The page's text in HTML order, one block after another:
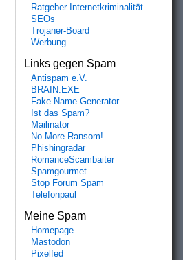
Ratgeber Internetkriminalität
SEOs
Trojaner-Board
Werbung
Links gegen Spam
Antispam e.V.
BRAIN.EXE
Fake Name Generator
Ist das Spam?
Mailinator
No More Ransom!
Phishingradar
RomanceScambaiter
Spamgourmet
Stop Forum Spam
Telefonpaul
Meine Spam
Homepage
Mastodon
Pixelfed